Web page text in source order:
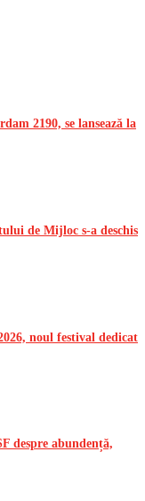
2190, se lansează la
de Mijloc s-a deschis
noul festival dedicat
despre abundență,